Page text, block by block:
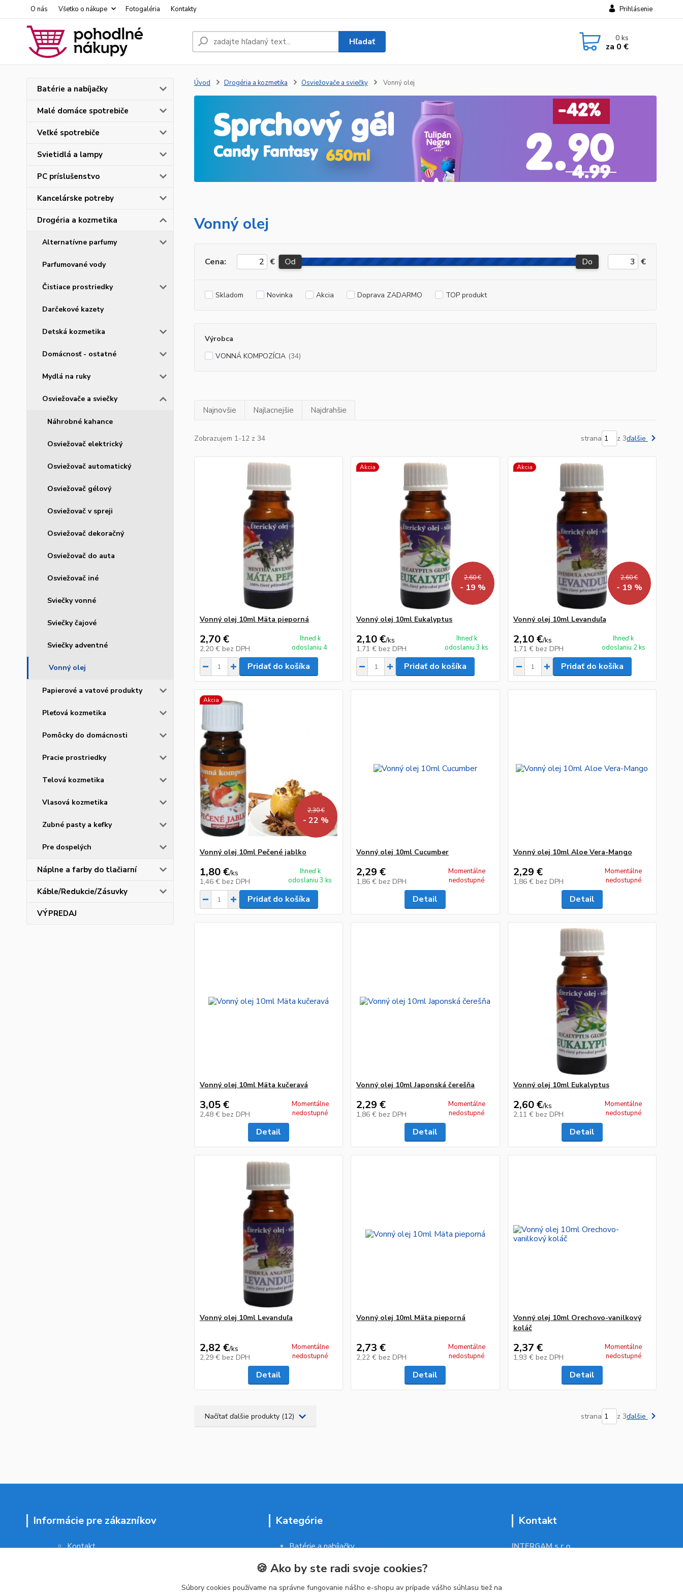
O nás Všetko o nákupe Fotogaléria Kontakty Prihlásenie
Hľadať 0ks
za 0 €
Batérie a nabíjačky
Malé domáce spotrebiče
Veľké spotrebiče
Svietidlá a lampy
PC príslušenstvo
Kancelárske potreby
Drogéria a kozmetika
Alternatívne parfumy
Parfumované vody
Čistiace prostriedky
Darčekové kazety
Detská kozmetika
Domácnosť - ostatné
Mydlá na ruky
Osviežovače a sviečky
Náhrobné kahance
Osviežovač elektrický
Osviežovač automatický
Osviežovač gélový
Osviežovač v spreji
Osviežovač dekoračný
Osviežovač do auta
Osviežovač iné
Sviečky vonné
Sviečky čajové
Sviečky adventné
Vonný olej
Papierové a vatové produkty
Pleťová kozmetika
Pomôcky do domácnosti
Pracie prostriedky
Telová kozmetika
Vlasová kozmetika
Zubné pasty a kefky
Pre dospelých
Náplne a farby do tlačiarní
Káble/Redukcie/Zásuvky
VÝPREDAJ
Úvod Drogéria a kozmetika Osviežovače a sviečky Vonný olej
Vonný olej
Cena: € Od Do €
Skladom Novinka Akcia Doprava ZADARMO TOP produkt
Výrobca
VONNÁ KOMPOZÍCIA (34)
Najnovšie Najlacnejšie Najdrahšie
Zobrazujem 1-12 z 34 strana z 3ďalšie
Vonný olej 10ml Mäta pieporná
2,70 €
2,20 € bez DPH
Ihneď k
odoslaniu 4
Pridať do košíka
Akcia
2,60 €
- 19 %
Vonný olej 10ml Eukalyptus
2,10 €/ks
1,71 € bez DPH
Ihneď k
odoslaniu 3 ks
Pridať do košíka
Akcia
2,60 €
- 19 %
Vonný olej 10ml Levanduľa
2,10 €/ks
1,71 € bez DPH
Ihneď k
odoslaniu 2 ks
Pridať do košíka
Akcia
2,30 €
- 22 %
Vonný olej 10ml Pečené jablko
1,80 €/ks
1,46 € bez DPH
Ihneď k
odoslaniu 3 ks
Pridať do košíka
Vonný olej 10ml Cucumber
2,29 €
1,86 € bez DPH
Momentálne
nedostupné
Detail
Vonný olej 10ml Aloe Vera-Mango
2,29 €
1,86 € bez DPH
Momentálne
nedostupné
Detail
Vonný olej 10ml Mäta kučeravá
3,05 €
2,48 € bez DPH
Momentálne
nedostupné
Detail
Vonný olej 10ml Japonská čerešňa
2,29 €
1,86 € bez DPH
Momentálne
nedostupné
Detail
Vonný olej 10ml Eukalyptus
2,60 €/ks
2,11 € bez DPH
Momentálne
nedostupné
Detail
Vonný olej 10ml Levanduľa
2,82 €/ks
2,29 € bez DPH
Momentálne
nedostupné
Detail
Vonný olej 10ml Mäta pieporná
2,73 €
2,22 € bez DPH
Momentálne
nedostupné
Detail
Vonný olej 10ml Orechovo-vanilkový
koláč
2,37 €
1,93 € bez DPH
Momentálne
nedostupné
Detail
Načítať ďalšie produkty (12) strana z 3ďalšie
Informácie pre zákazníkov
Kontakt
Kategórie
Batérie a nabíjačky
Malé domáce spotrebiče
Kancelárske potreby
Kontakt
INTERGAM s.r.o
🍪 Ako by ste radi svoje cookies?
Súbory cookies používame na správne fungovanie nášho e-shopu av prípade vášho súhlasu tiež na